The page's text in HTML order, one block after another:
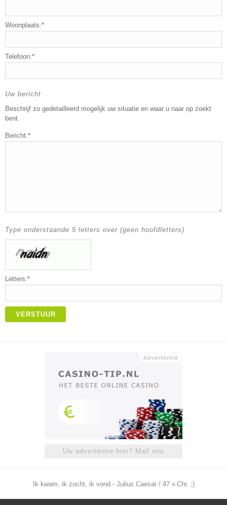
Woonplaats:*
Telefoon:*
Uw bericht
Beschrijf zo gedetailleerd mogelijk uw situatie en waar u naar op zoekt
bent.
Bericht:*
Type onderstaande 5 letters over (geen hoofdletters)
Letters:*
VERSTUUR
Uw advertentie hier? Mail ons
Ik kwam, ik zocht, ik vond - Julius Caesar / 47 v.Chr. ;)